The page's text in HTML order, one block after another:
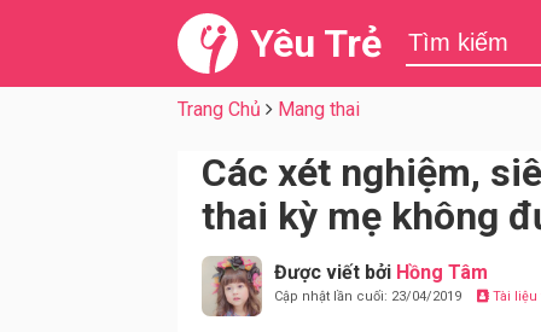
Yêu Trẻ
Trang Chủ Mang thai
Các xét nghiệm,
thai kỳ mẹ không
Được viết bởi Hồng Tâm
Cập nhật lần cuối: 23/04/2019 Tài